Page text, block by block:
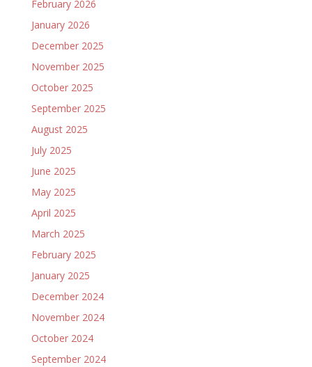
February 2026
January 2026
December 2025
November 2025
October 2025
September 2025
August 2025
July 2025
June 2025
May 2025
April 2025
March 2025
February 2025
January 2025
December 2024
November 2024
October 2024
September 2024